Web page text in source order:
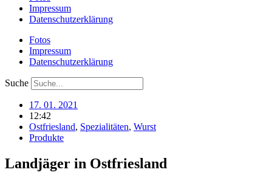
Impressum
Datenschutzerklärung
Fotos
Impressum
Datenschutzerklärung
Suche
17. 01. 2021
12:42
Ostfriesland, Spezialitäten, Wurst
Produkte
Landjäger in Ostfriesland